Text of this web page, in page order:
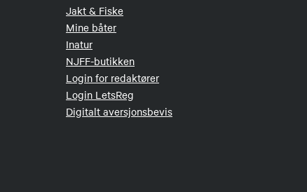
Jakt & Fiske
Mine båter
Inatur
NJFF-butikken
Login for redaktører
Login LetsReg
Digitalt aversjonsbevis